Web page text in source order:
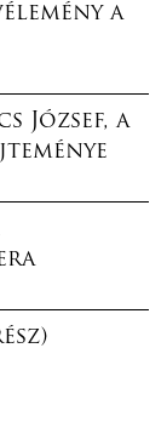
a
József, a